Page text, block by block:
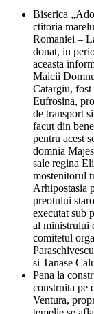
Biserica
ctitoria
Romaniei –
donat, in
aceasta
Maicii
Catargiu,
Eufrosina,
de transport
facut din
pentru acest
domnia
sale regina
mostenitorul
Arhipostasia
preotului
executat sub
al ministrului
comitetul
si Tanase
Pana la
construita pe
Ventura,